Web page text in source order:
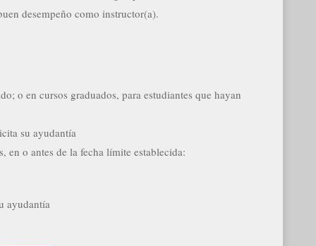
desempeño como instructor(a).
o en cursos graduados, para estudiantes que hayan
su ayudantía
en o antes de la fecha límite establecida:
ayudantía